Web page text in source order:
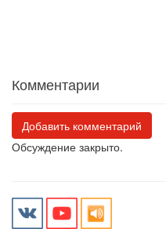
Комментарии
Добавить комментарий
Обсуждение закрыто.